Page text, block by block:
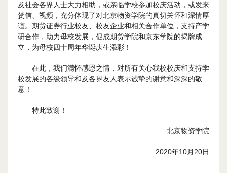
及社会各界人士大力相助，或亲临学校参加校庆活动，或发来
贺信、视频，充分体现了对北京物资学院的真切关怀和深情厚
谊。期货证券行业校友、校友企业和相关合作单位，支持产学
研合作，助力母校发展，促成期货学院和京东学院的揭牌成
立，为母校四十周年华诞庆生添彩！
在此，我们满怀感恩之情，对所有关心我校校庆和支持学
校发展的各级领导和及各界友人表示诚挚的谢意和深深的敬
意！
特此致谢！
北京物资学院
2020年10月20日